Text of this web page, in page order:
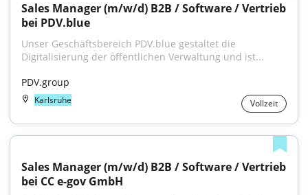
Sales Manager (m/w/d) B2B / Software / Vertrieb
bei PDV.blue
Unser Geschäftsbereich PDV.blue gestaltet die
Digitalisierung der öffentlichen Verwaltung und ist...
PDV.group
Karlsruhe Vollzeit
Sales Manager (m/w/d) B2B / Software / Vertrieb
bei CC e-gov GmbH